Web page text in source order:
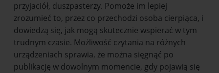
przyjaciół, duszpasterzy. Pomoże im lepiej
zrozumieć to, przez co przechodzi osoba cierpiąca, i
dowiedzą się, jak mogą skutecznie wspierać w tym
trudnym czasie. Możliwość czytania na różnych
urządzeniach sprawia, że można sięgnąć po
publikację w dowolnym momencie, gdy pojawią się